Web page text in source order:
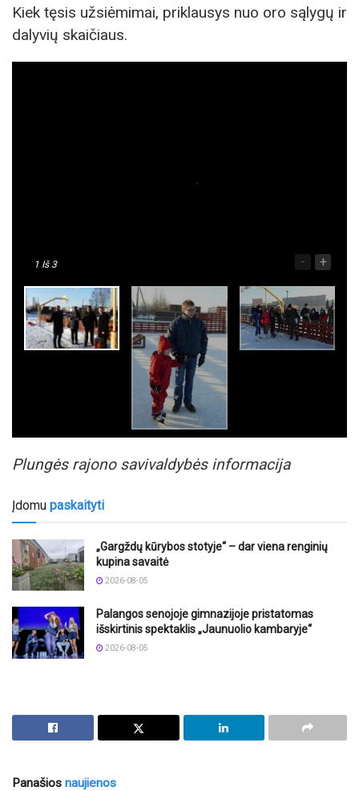
Kiek tęsis užsiėmimai, priklausys nuo oro sąlygų ir
dalyvių skaičiaus.
1 Iš 3 - +
Plungės rajono savivaldybės informacija
Įdomu paskaityti
„Gargždų kūrybos stotyje“ – dar viena renginių
kupina savaitė
2026-08-05
Palangos senojoje gimnazijoje pristatomas
išskirtinis spektaklis „Jaunuolio kambaryje“
2026-08-05
Panašios naujienos